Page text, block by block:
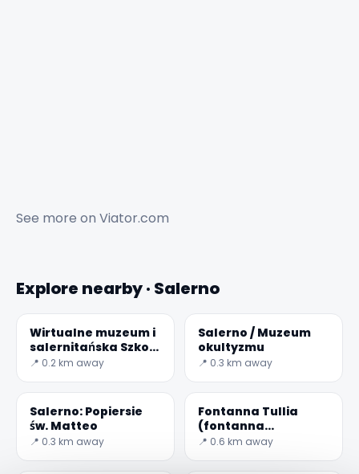
See more on Viator.com
Explore nearby · Salerno
Wirtualne muzeum i
salernitańska Szkoła
Medyczna
📍 0.2 km away
Salerno / Muzeum
okultyzmu
📍 0.3 km away
Salerno: Popiersie
św. Matteo
📍 0.3 km away
Fontanna Tullia
(fontanna
Eskulapa)
📍 0.6 km away